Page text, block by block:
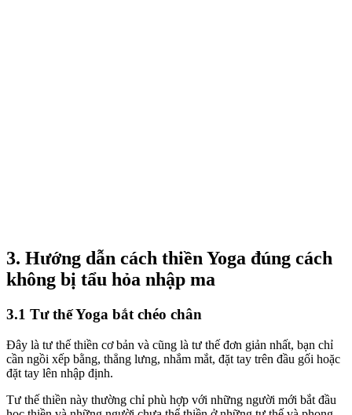
3. Hướng dẫn cách thiền Yoga đúng cách
không bị tẩu hỏa nhập ma
3.1 Tư thế Yoga bắt chéo chân
Đây là tư thế thiền cơ bản và cũng là tư thế đơn giản nhất, bạn chỉ
cần ngồi xếp bằng, thẳng lưng, nhắm mắt, đặt tay trên đầu gối hoặc
đặt tay lên nhập định.
Tư thế thiền này thường chỉ phù hợp với những người mới bắt đầu